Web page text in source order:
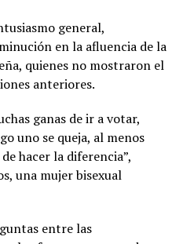
general,
en la afluencia de la
quienes no mostraron el
anteriores.
ganas de ir a votar,
uno se queja, al menos
hacer la diferencia”,
una mujer bisexual
entre las